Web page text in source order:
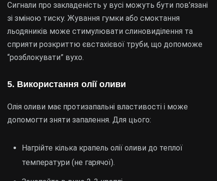
Сигнали про закладеність у вусі можуть бути пов’язані
зі зміною тиску. Жування гумки або смоктання
льодяників може стимулювати слиновиділення та
сприяти розкриттю євстахієвої труби, що допоможе
“розблокувати” вухо.
5. Використання олії оливи
Олія оливи має протизапальні властивості і може
допомогти зняти запалення. Для цього:
Нагрійте кілька крапель олії оливи до теплої
температури (не гарячої).